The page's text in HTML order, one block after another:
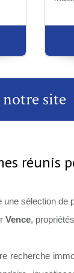
site
réunis
sélection de
Vence,
recherche